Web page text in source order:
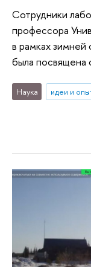
Сотрудники
профессора
в рамках
была посвящена
Наука идеи и